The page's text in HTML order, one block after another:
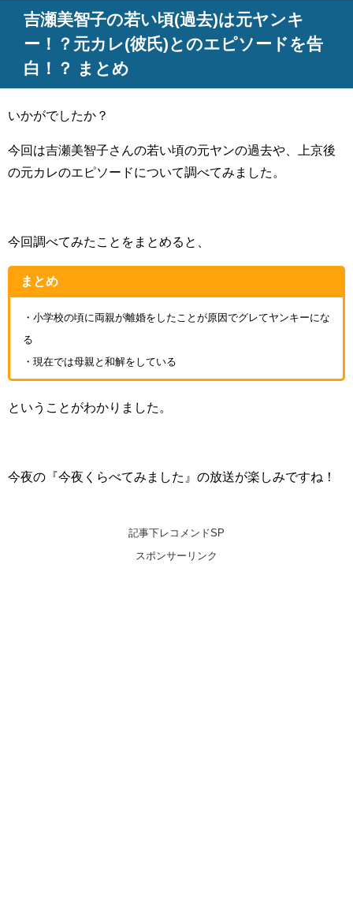
吉瀬美智子の若い頃(過去)は元ヤンキ
ー！？元カレ(彼氏)とのエピソードを告
白！？ まとめ
いかがでしたか？
今回は吉瀬美智子さんの若い頃の元ヤンの過去や、上京後
の元カレのエピソードについて調べてみました。
今回調べてみたことをまとめると、
まとめ
・小学校の頃に両親が離婚をしたことが原因でグレてヤンキーにな
る
・現在では母親と和解をしている
ということがわかりました。
今夜の『今夜くらべてみました』の放送が楽しみですね！
記事下レコメンドSP
スポンサーリンク